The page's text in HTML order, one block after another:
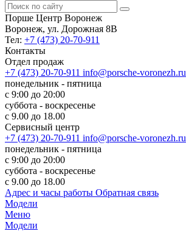
Порше Центр Воронеж
Воронеж, ул. Дорожная 8В
Тел: +7 (473) 20-70-911
Контакты
Отдел продаж
+7 (473) 20-70-911 info@porsche-voronezh.ru
понедельник - пятница
с 9:00 до 20:00
суббота - воскресенье
с 9.00 до 18.00
Сервисный центр
+7 (473) 20-70-911 info@porsche-voronezh.ru
понедельник - пятница
с 9:00 до 20:00
суббота - воскресенье
с 9.00 до 18.00
Адрес и часы работы Обратная связь
Модели
Меню
Модели